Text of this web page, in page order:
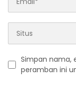
Simpan nama,
peramban ini